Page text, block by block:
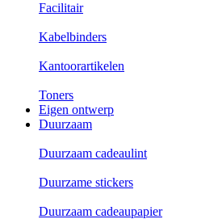
Facilitair
Kabelbinders
Kantoorartikelen
Toners
Eigen ontwerp
Duurzaam
Duurzaam cadeaulint
Duurzame stickers
Duurzaam cadeaupapier